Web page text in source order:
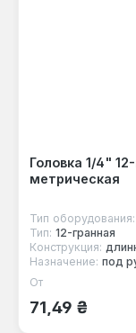
Головка 1/4"
метрическая
Тип оборудования:
Тип: 12-гранная
Конструкция:
Назначение: под
Обычная цена:
От
71,49 ₴